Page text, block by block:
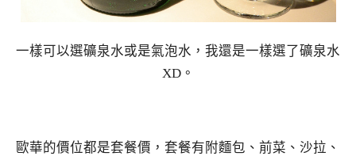
一樣可以選礦泉水或是氣泡水，我還是一樣選了礦泉水
XD。
歐華的價位都是套餐價，套餐有附麵包、前菜、沙拉、